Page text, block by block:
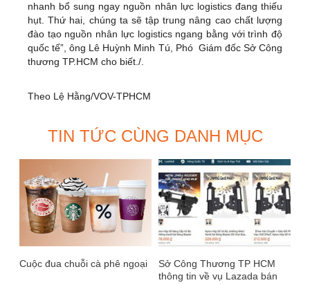
nhanh bổ sung ngay nguồn nhân lực logistics đang thiếu
hụt. Thứ hai, chúng ta sẽ tập trung nâng cao chất lượng
đào tạo nguồn nhân lực logistics ngang bằng với trình độ
quốc tế”, ông Lê Huỳnh Minh Tú, Phó Giám đốc Sở Công
thương TP.HCM cho biết./.
Theo Lệ Hằng/VOV-TPHCM
TIN TỨC CÙNG DANH MỤC
Cuộc đua chuỗi cà phê ngoại
Sở Công Thương TP HCM
thông tin về vụ Lazada bán